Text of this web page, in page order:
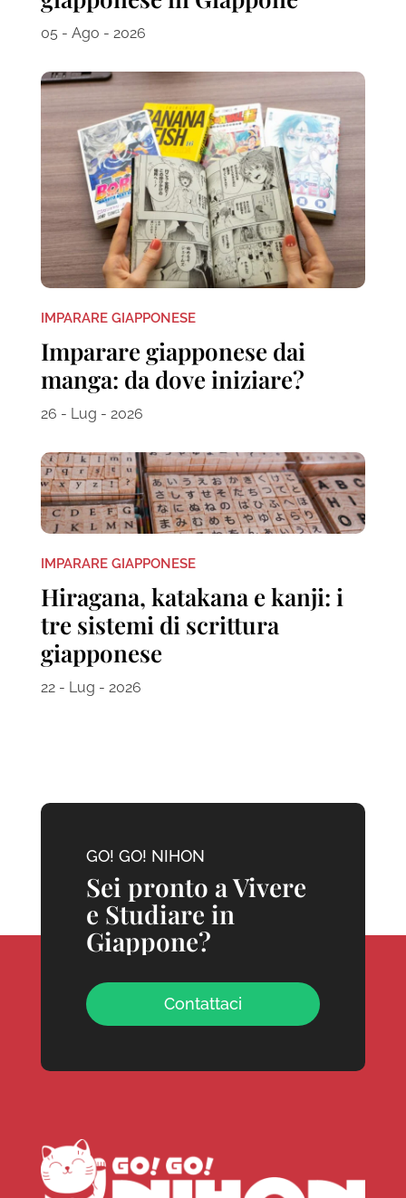
05 - Ago - 2026
IMPARARE GIAPPONESE
Imparare giapponese dai
manga: da dove iniziare?
26 - Lug - 2026
IMPARARE GIAPPONESE
Hiragana, katakana e kanji: i
tre sistemi di scrittura
giapponese
22 - Lug - 2026
GO! GO! NIHON
Sei pronto a Vivere
e Studiare in
Giappone?
Contattaci